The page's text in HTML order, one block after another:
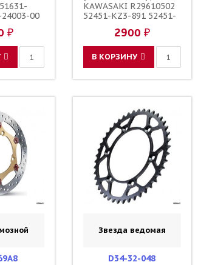
00
₽
KAWASAKI R29610502
52451-KZ3-891 52451-
62273-36F00 52451-
MKE-AF1
2900 ₽
В КОРЗИНУ
Звезда ведомая
D34-32-048